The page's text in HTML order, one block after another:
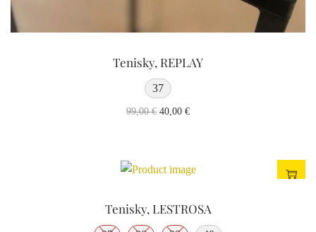
Tenisky, REPLAY
37
99,00€ 40,00 €
Tenisky, LESTROSA